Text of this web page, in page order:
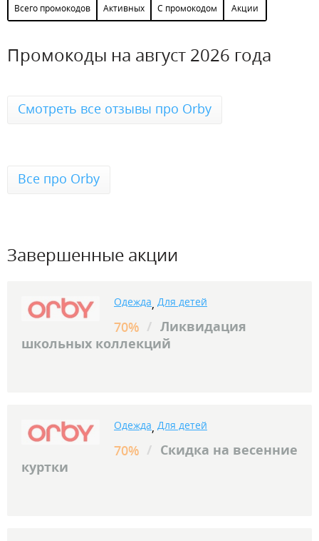
Всего промокодов Активных С промокодом Акции
Промокоды на август 2026 года
Смотреть все отзывы про Orby
Все про Orby
Завершенные акции
Одежда, Для детей
70% / Ликвидация
школьных коллекций
Одежда, Для детей
70% / Скидка на весенние
куртки